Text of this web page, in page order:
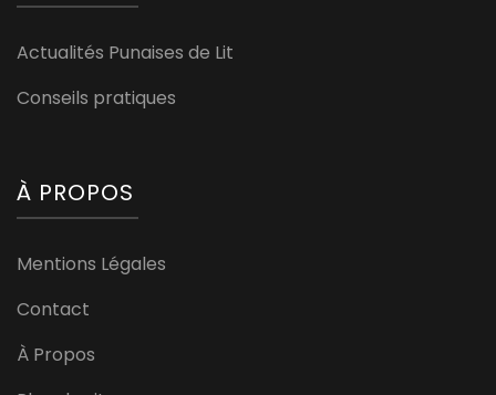
Actualités Punaises de Lit
Conseils pratiques
À PROPOS
Mentions Légales
Contact
À Propos